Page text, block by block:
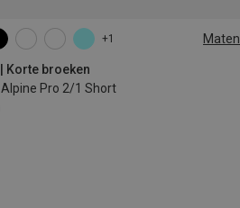
+1 Maten
Korte broeken
Pro 2/1 Short
S M XL